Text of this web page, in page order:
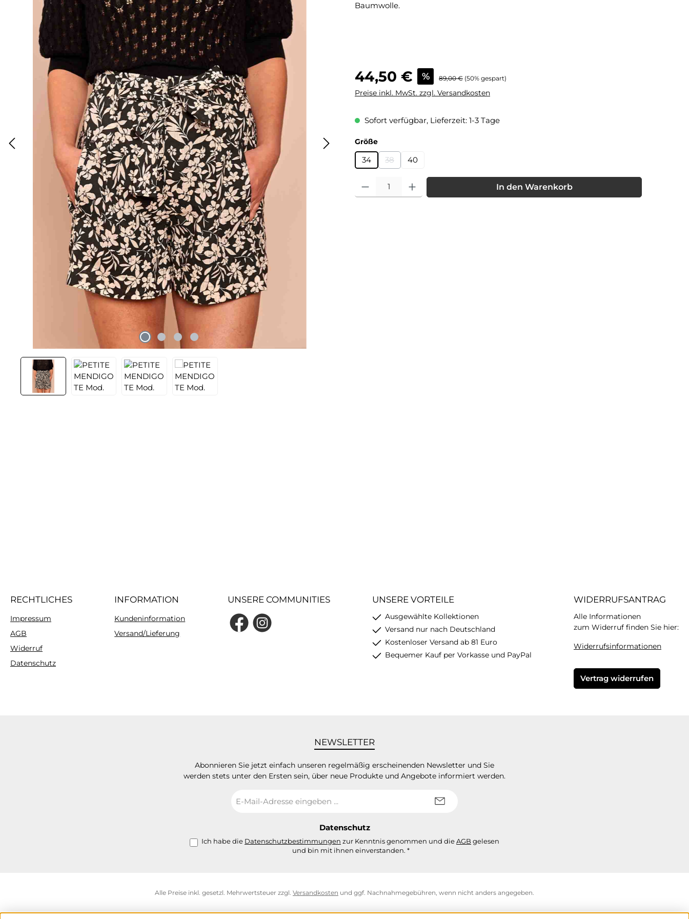
Baumwolle.
Verkaufspreis:
44,50 € % Regulärer Preis:
89,00 € (50% gespart)
Preise inkl. MwSt. zzgl. Versandkosten
Sofort verfügbar, Lieferzeit: 1-3 Tage
Größeauswählen
34 38
(Diese Option ist zurzeit nicht verfügbar.)
40
Produkt Anzahl: Gib den gewünschten Wert ein oder benutze die Schaltflächen um die
In den Warenkorb
RECHTLICHES
Impressum
AGB
Widerruf
Datenschutz
INFORMATION
Kundeninformation
Versand/Lieferung
UNSERE COMMUNITIES
FacebookInstagram
UNSERE VORTEILE
Ausgewählte Kollektionen
Versand nur nach Deutschland
Kostenloser Versand ab 81 Euro
Bequemer Kauf per Vorkasse und PayPal
WIDERRUFSANTRAG
Alle Informationen
zum Widerruf finden Sie hier:
Widerrufsinformationen
Vertrag widerrufen
NEWSLETTER
Abonnieren Sie jetzt einfach unseren regelmäßig erscheinenden Newsletter und Sie
werden stets unter den Ersten sein, über neue Produkte und Angebote informiert werden.
Mail-
Datenschutz
Ich habe die Datenschutzbestimmungen zur Kenntnis genommen und dieAGB gelesen
und bin mit ihnen einverstanden. *
Alle Preise inkl. gesetzl. Mehrwertsteuer zzgl. Versandkosten und ggf. Nachnahmegebühren, wenn nicht anders angegeben.